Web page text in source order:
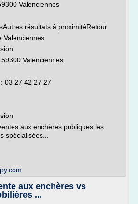
Valenciennes
résultats à proximitéRetour
Valenciennes
Valenciennes
03 27 42 27 27
aux enchères publiques les
spécialisées...
aux enchères vs
...